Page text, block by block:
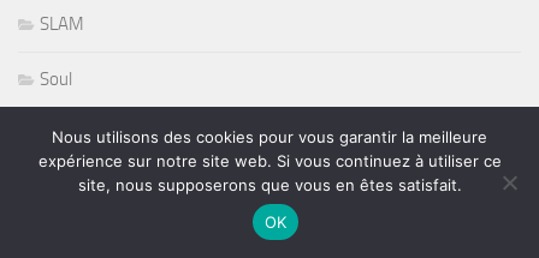
SLAM
Soul
Sports
Stevie Nicks
Nous utilisons des cookies pour vous garantir la meilleure
expérience sur notre site web. Si vous continuez à utiliser ce
site, nous supposerons que vous en êtes satisfait.
OK